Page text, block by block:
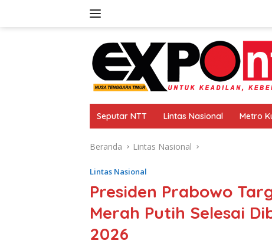
Seputar NTT Lintas Nasional Metro
Beranda Lintas Nasional
Lintas Nasional
Presiden Prabowo
Merah Putih Selesai
2026